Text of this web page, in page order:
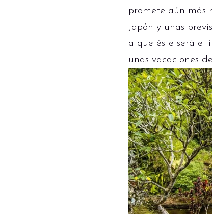
promete aún más
Japón y unas
a que éste será
unas vacaciones